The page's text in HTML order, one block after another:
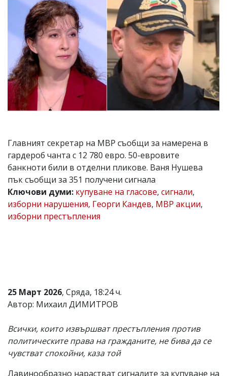
Управители:
Веселин
Василев,
email:
v.vasilev@flagman.bg
Катя
Касабова,
еmail:k.kassabova@flagman.bg
Главен
редактор:
Иван
office@flagman.bg
Коментарите
под
статиите
се
въвеждат
от
читателите
Ако
откриете
обиден
вас
коментар,
моля
сигнализирайте
ни!
Главният секретар на МВР съобщи за намерена в
гардероб чанта с 12 780 евро. 50-евровите
банкноти били в отделни пликове. Ваня Нушева
пък съобщи за 351 получени сигнала
Ключови думи: купуване на гласове, сигнали,
изборни нарушения, Георги Кандев, МВР акции,
изборни престъпления
25 Март 2026, Сряда, 18:24 ч.
Автор: Михаил ДИМИТРОВ
Всички, които извършват престъпления против
политическите права на гражданите, не бива да се
чувстват спокойни, каза той
Лавинообразно нарастват сигналите за купуване на